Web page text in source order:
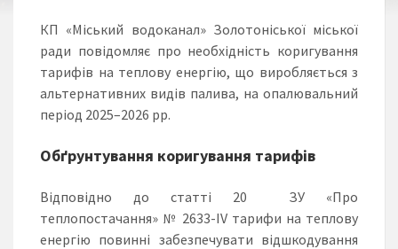
КП «Міський водоканал» Золотоніської міської
ради повідомляє про необхідність коригування
тарифів на теплову енергію, що виробляється з
альтернативних видів палива, на опалювальний
період 2025–2026 рр.
Обґрунтування коригування тарифів
Відповідно до статті 20 ЗУ «Про
теплопостачання» № 2633-IV тарифи на теплову
енергію повинні забезпечувати відшкодування